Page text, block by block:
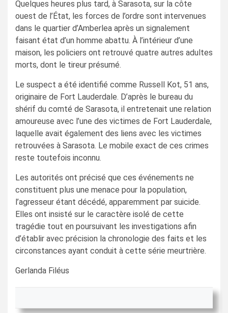
Quelques heures plus tard, à Sarasota, sur la côte
ouest de l’État, les forces de l’ordre sont intervenues
dans le quartier d’Amberlea après un signalement
faisant état d’un homme abattu. À l’intérieur d’une
maison, les policiers ont retrouvé quatre autres adultes
morts, dont le tireur présumé.
Le suspect a été identifié comme Russell Kot, 51 ans,
originaire de Fort Lauderdale. D’après le bureau du
shérif du comté de Sarasota, il entretenait une relation
amoureuse avec l’une des victimes de Fort Lauderdale,
laquelle avait également des liens avec les victimes
retrouvées à Sarasota. Le mobile exact de ces crimes
reste toutefois inconnu.
Les autorités ont précisé que ces événements ne
constituent plus une menace pour la population,
l’agresseur étant décédé, apparemment par suicide.
Elles ont insisté sur le caractère isolé de cette
tragédie tout en poursuivant les investigations afin
d’établir avec précision la chronologie des faits et les
circonstances ayant conduit à cette série meurtrière.
Gerlanda Filéus